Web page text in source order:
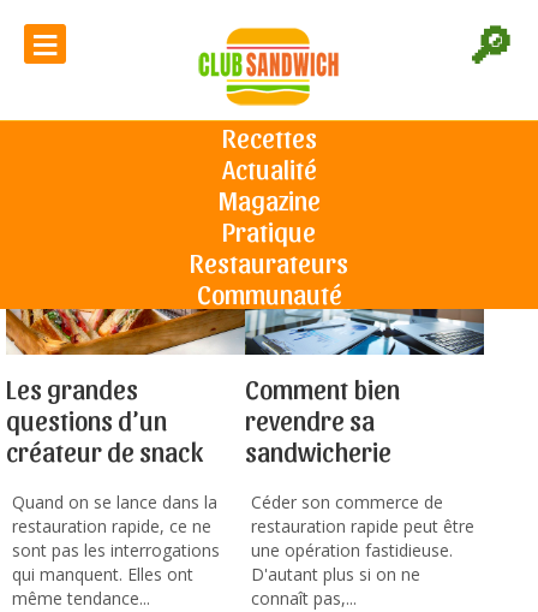
🔎
≡
Recettes
Actualité
Magazine
Pratique
Restaurateurs
Communauté
Espace Pro
3 / 4
Les grandes
questions d’un
créateur de snack
Quand on se lance dans la
restauration rapide, ce ne
sont pas les interrogations
qui manquent. Elles ont
même tendance...
Comment bien
revendre sa
sandwicherie
Céder son commerce de
restauration rapide peut être
une opération fastidieuse.
D'autant plus si on ne
connaît pas,...